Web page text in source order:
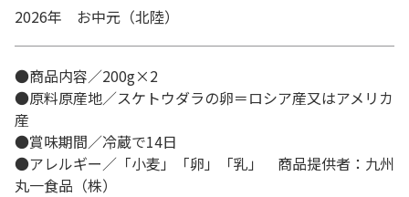
2026年 お中元（北陸）
●商品内容／200g×2
●原料原産地／スケトウダラの卵＝ロシア産又はアメリカ
産
●賞味期間／冷蔵で14日
●アレルギー／「小麦」「卵」「乳」 商品提供者：九州
丸一食品（株）